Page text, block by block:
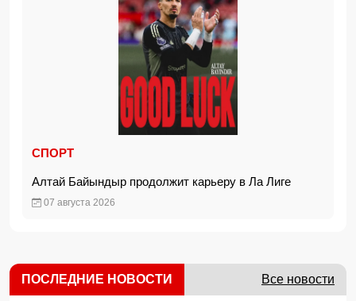
СПОРТ
Алтай Байындыр продолжит карьеру в Ла Лиге
07 августа 2026
ПОСЛЕДНИЕ НОВОСТИ Все новости